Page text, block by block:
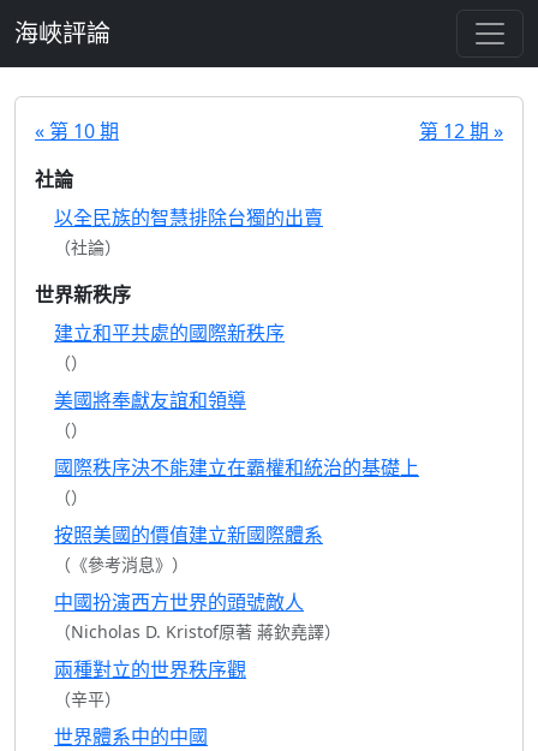
海峽評論
« 第 10 期
第 12 期 »
社論
以全民族的智慧排除台獨的出賣
（社論）
世界新秩序
建立和平共處的國際新秩序
（）
美國將奉獻友誼和領導
（）
國際秩序決不能建立在霸權和統治的基礎上
（）
按照美國的價值建立新國際體系
（《參考消息》）
中國扮演西方世界的頭號敵人
（Nicholas D. Kristof原著 蔣欽堯譯）
兩種對立的世界秩序觀
（辛平）
世界體系中的中國